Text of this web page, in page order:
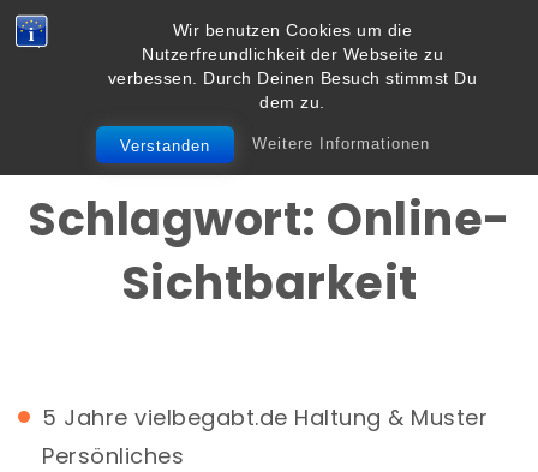
Wir benutzen Cookies um die
Nutzerfreundlichkeit der Webseite zu
verbessen. Durch Deinen Besuch stimmst Du
dem zu.
Verstanden Weitere Informationen
Skip to content
Vielbegabt.de
Toggle
navigation
Schlagwort: Online-
Sichtbarkeit
5 Jahre vielbegabt.de Haltung & Muster
Persönliches